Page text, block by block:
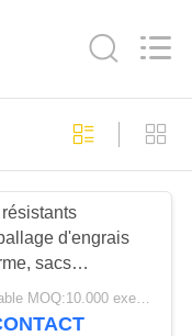
d'engrais
sacs
à emballage
par pp
negotiable MOQ:10.000 exemplaires